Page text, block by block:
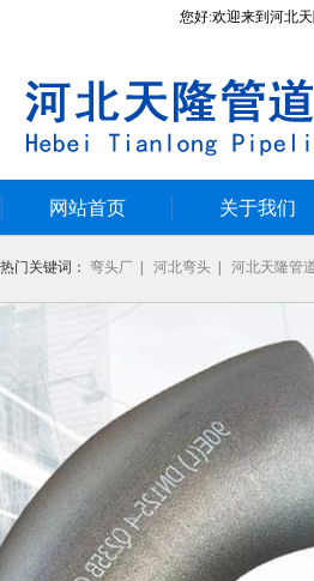
您好:欢迎来到河北
网站首页 关于我们
热门关键词： 弯头厂 河北弯头 河北天隆管